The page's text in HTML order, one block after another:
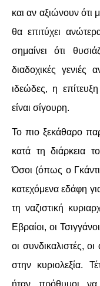
και αν αξιώνουν ότι
θα επιτύχει
σημαίνει ότι
διαδοχικές
ιδεώδες, η
είναι σίγουρη.
Το πιο ξεκάθαρο
κατά τη διάρκεια
Όσοι (όπως ο
κατεχόμενα εδάφη
τη ναζιστική
Εβραίοι, οι
οι συνδικαλιστές,
στην κυριολεξία.